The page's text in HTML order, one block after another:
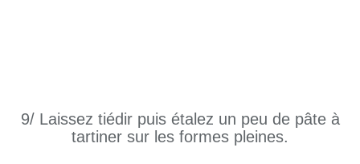
9/ Laissez tiédir puis étalez un peu de pâte à
tartiner sur les formes pleines.